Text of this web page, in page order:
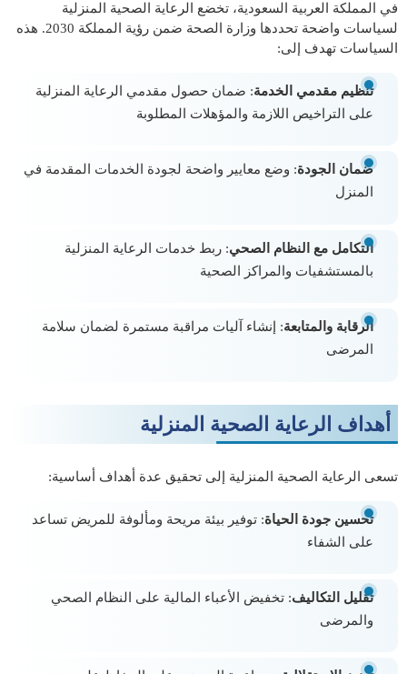
في المملكة العربية السعودية، تخضع الرعاية الصحية المنزلية
لسياسات واضحة تحددها وزارة الصحة ضمن رؤية المملكة 2030. هذه
السياسات تهدف إلى:
تنظيم مقدمي الخدمة: ضمان حصول مقدمي الرعاية المنزلية
على التراخيص اللازمة والمؤهلات المطلوبة
ضمان الجودة: وضع معايير واضحة لجودة الخدمات المقدمة في
المنزل
التكامل مع النظام الصحي: ربط خدمات الرعاية المنزلية
بالمستشفيات والمراكز الصحية
الرقابة والمتابعة: إنشاء آليات مراقبة مستمرة لضمان سلامة
المرضى
أهداف الرعاية الصحية المنزلية
تسعى الرعاية الصحية المنزلية إلى تحقيق عدة أهداف أساسية:
تحسين جودة الحياة: توفير بيئة مريحة ومألوفة للمريض تساعد
على الشفاء
تقليل التكاليف: تخفيض الأعباء المالية على النظام الصحي
والمرضى